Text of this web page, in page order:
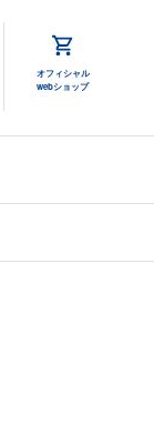
オフィシャル
webショップ